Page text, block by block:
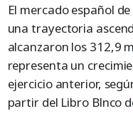
El mercado español
una trayectoria
alcanzaron los 312,9
representa un
ejercicio anterior,
partir del Libro Blnco